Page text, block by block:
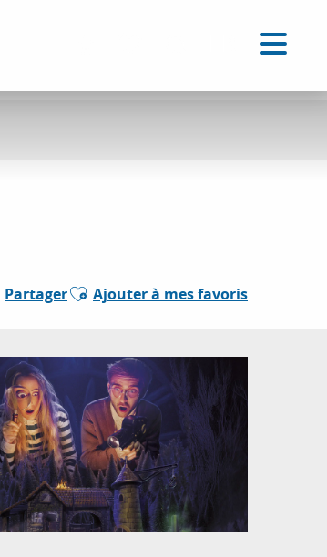
PartagerAjouter aux favoris
Ajouter à mes favoris